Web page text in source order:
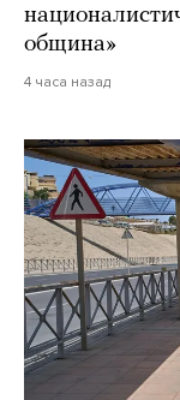
община»
4 часа назад